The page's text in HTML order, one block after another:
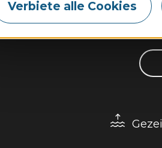
Verbiete alle Cookies